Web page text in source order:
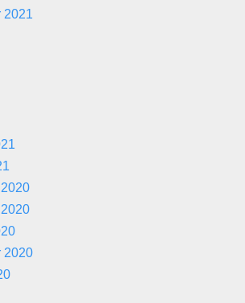
2021
2020